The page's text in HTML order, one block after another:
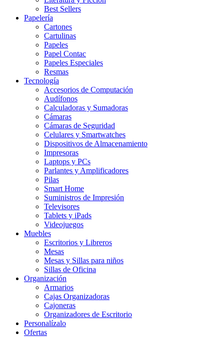
Best Sellers
Papelería
Cartones
Cartulinas
Papeles
Papel Contac
Papeles Especiales
Resmas
Tecnología
Accesorios de Computación
Audífonos
Calculadoras y Sumadoras
Cámaras
Cámaras de Seguridad
Celulares y Smartwatches
Dispositivos de Almacenamiento
Impresoras
Laptops y PCs
Parlantes y Amplificadores
Pilas
Smart Home
Suministros de Impresión
Televisores
Tablets y iPads
Videojuegos
Muebles
Escritorios y Libreros
Mesas
Mesas y Sillas para niños
Sillas de Oficina
Organización
Armarios
Cajas Organizadoras
Cajoneras
Organizadores de Escritorio
Personalízalo
Ofertas